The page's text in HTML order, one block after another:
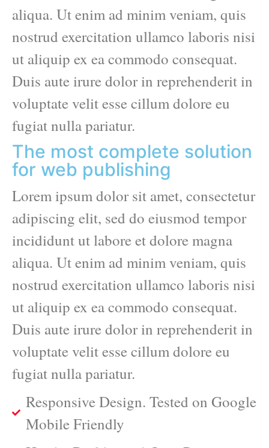
aliqua. Ut enim ad minim veniam, quis
nostrud exercitation ullamco laboris nisi
ut aliquip ex ea commodo consequat.
Duis aute irure dolor in reprehenderit in
voluptate velit esse cillum dolore eu
fugiat nulla pariatur.
The most complete solution
for web publishing
Lorem ipsum dolor sit amet, consectetur
adipiscing elit, sed do eiusmod tempor
incididunt ut labore et dolore magna
aliqua. Ut enim ad minim veniam, quis
nostrud exercitation ullamco laboris nisi
ut aliquip ex ea commodo consequat.
Duis aute irure dolor in reprehenderit in
voluptate velit esse cillum dolore eu
fugiat nulla pariatur.
Responsive Design. Tested on Google
Mobile Friendly